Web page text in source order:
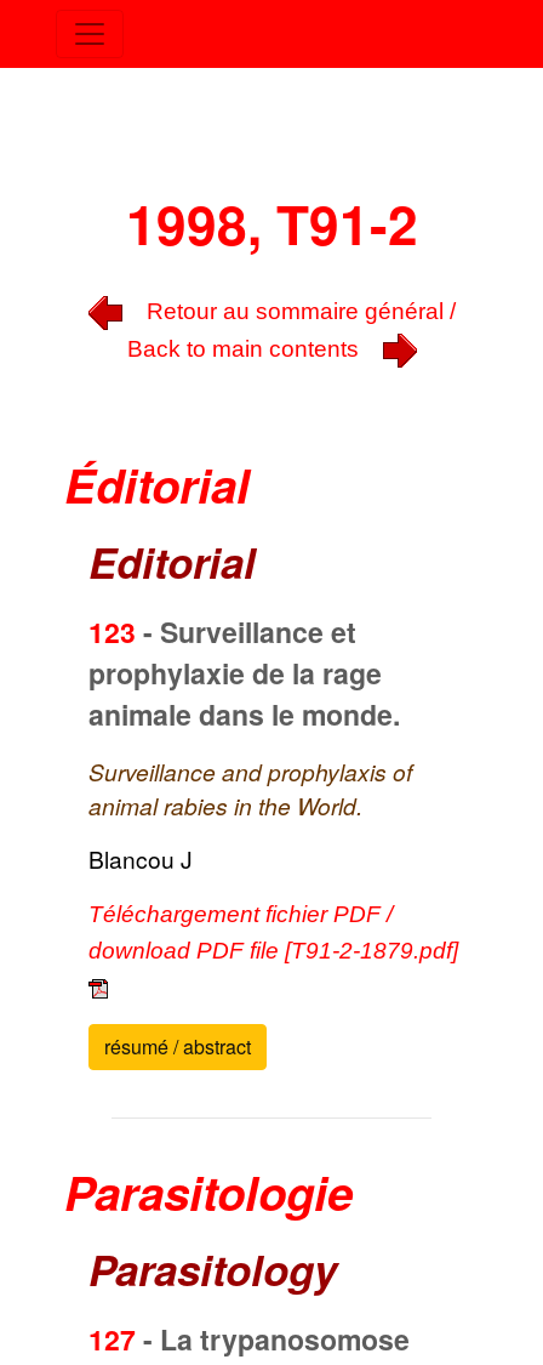
1998, T91-2
Retour au sommaire général /
Back to main contents
Éditorial
Editorial
123 - Surveillance et
prophylaxie de la rage
animale dans le monde.
Surveillance and prophylaxis of
animal rabies in the World.
Blancou J
Téléchargement fichier PDF /
download PDF file [T91-2-1879.pdf]
résumé / abstract
Parasitologie
Parasitology
127- La trypanosomose